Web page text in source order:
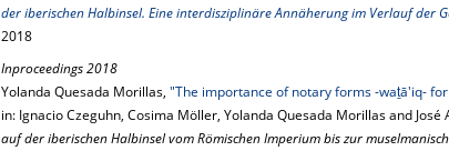
der iberischen Halbinsel. Eine interdisziplinäre Annäherung im Verlauf der
2018
Inproceedings 2018
Yolanda Quesada Morillas, "The importance of notary forms -waṯā'iq-
in: Ignacio Czeguhn, Cosima Möller, Yolanda Quesada Morillas and José
auf der iberischen Halbinsel vom Römischen Imperium bis zur